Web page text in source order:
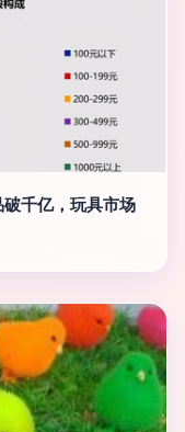
千亿，玩具市场